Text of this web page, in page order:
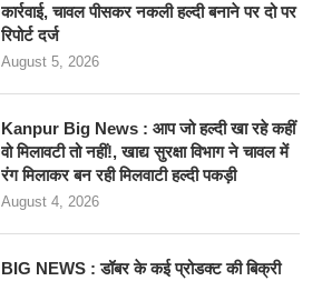
कार्रवाई, चावल पीसकर नकली हल्दी बनाने पर दो पर
रिपोर्ट दर्ज
August 5, 2026
Kanpur Big News : आप जो हल्दी खा रहे कहीं
वो मिलावटी तो नहीं!, खाद्य सुरक्षा विभाग ने चावल में
रंग मिलाकर बन रही मिलवाटी हल्दी पकड़ी
August 4, 2026
BIG NEWS : डॉबर के कई प्रोडक्ट की बिक्री